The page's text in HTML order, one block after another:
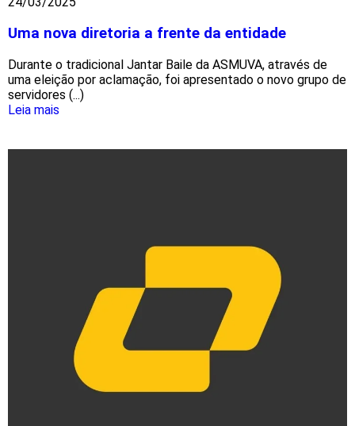
Uma nova diretoria a frente da entidade
Durante o tradicional Jantar Baile da ASMUVA, através de
uma eleição por aclamação, foi apresentado o novo grupo de
servidores (...)
Leia mais